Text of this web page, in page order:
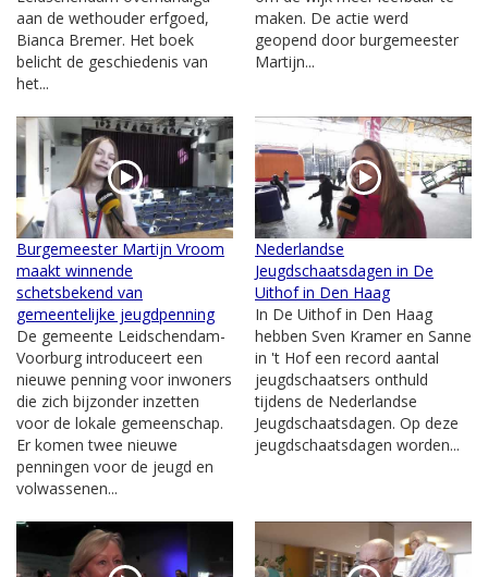
aan de wethouder erfgoed,
Bianca Bremer. Het boek
belicht de geschiedenis van
het...
maken. De actie werd
geopend door burgemeester
Martijn...
Burgemeester Martijn Vroom
maakt winnende
schetsbekend van
gemeentelijke jeugdpenning
De gemeente Leidschendam-
Voorburg introduceert een
nieuwe penning voor inwoners
die zich bijzonder inzetten
voor de lokale gemeenschap.
Er komen twee nieuwe
penningen voor de jeugd en
volwassenen...
Nederlandse
Jeugdschaatsdagen in De
Uithof in Den Haag
In De Uithof in Den Haag
hebben Sven Kramer en Sanne
in 't Hof een record aantal
jeugdschaatsers onthuld
tijdens de Nederlandse
Jeugdschaatsdagen. Op deze
jeugdschaatsdagen worden...